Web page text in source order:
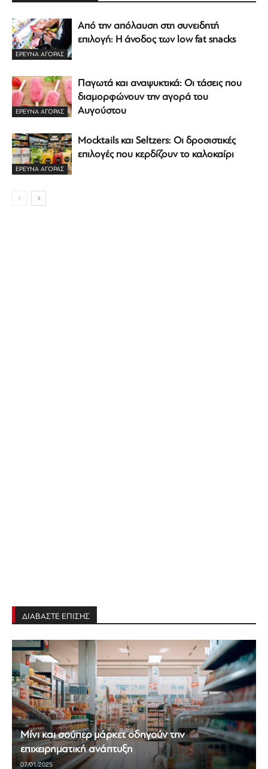
ΕΡΕΥΝΑ ΑΓΟΡΑΣ
Από την απόλαυση στη συνειδητή
επιλογή: Η άνοδος των low fat snacks
ΕΡΕΥΝΑ ΑΓΟΡΑΣ
Παγωτά και αναψυκτικά: Οι τάσεις που
διαμορφώνουν την αγορά του
Αυγούστου
ΕΡΕΥΝΑ ΑΓΟΡΑΣ
Mocktails και Seltzers: Οι δροσιστικές
επιλογές που κερδίζουν το καλοκαίρι
ΔΙΑΒΑΣΤΕ ΕΠΙΣΗΣ
Μίνι και σούπερ μάρκετ οδηγούν την
επιχειρηματική ανάπτυξη
07/01/2025